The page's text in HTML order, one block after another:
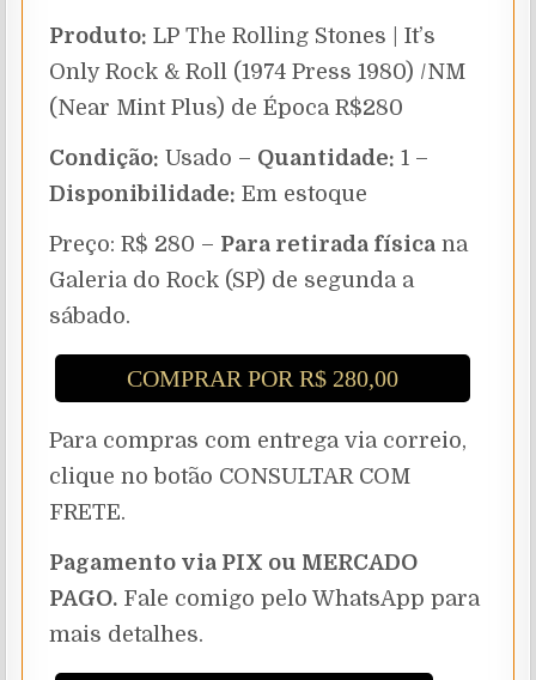
Produto: LP The Rolling Stones | It’s
Only Rock & Roll (1974 Press 1980) /NM
(Near Mint Plus) de Época R$280
Condição: Usado – Quantidade: 1 –
Disponibilidade: Em estoque
Preço: R$ 280 – Para retirada física na
Galeria do Rock (SP) de segunda a
sábado.
COMPRAR POR R$ 280,00
Para compras com entrega via correio,
clique no botão CONSULTAR COM
FRETE.
Pagamento via PIX ou MERCADO
PAGO. Fale comigo pelo WhatsApp para
mais detalhes.